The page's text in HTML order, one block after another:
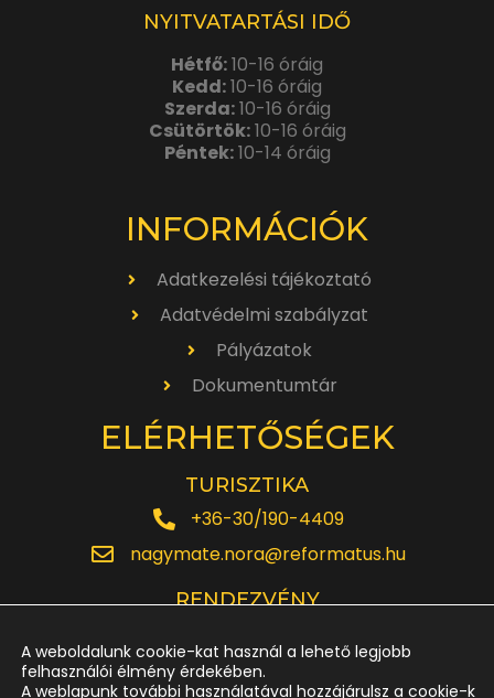
NYITVATARTÁSI IDŐ
Hétfő:10-16 óráig
Kedd:10-16 óráig
Szerda:10-16 óráig
Csütörtök:10-16 óráig
Péntek:10-14 óráig
INFORMÁCIÓK
Adatkezelési tájékoztató
Adatvédelmi szabályzat
Pályázatok
Dokumentumtár
ELÉRHETŐSÉGEK
TURISZTIKA
+36-30/190-4409
nagymate.nora@reformatus.hu
RENDEZVÉNY
rendezveny.nagytemplom@reformatus.hu
A weboldalunk cookie-kat használ a lehető legjobb
felhasználói élmény érdekében.
A weblapunk további használatával hozzájárulsz a cookie-k